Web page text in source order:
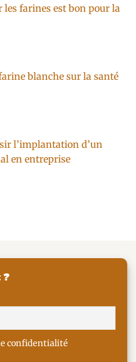
les farines est bon pour la
blanche sur la santé
l’implantation d’un
en entreprise
?
confidentialité